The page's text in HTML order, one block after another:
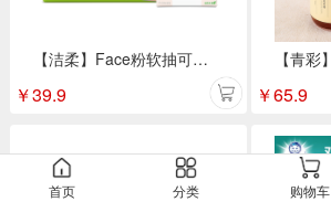
【洁柔】Face粉软抽可湿水面巾纸 3层110抽18包/提
￥39.9 ￥65.9
首页 分类 购物车